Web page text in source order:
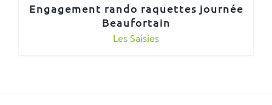
Engagement rando raquettes journée
Beaufortain
Les Saisies